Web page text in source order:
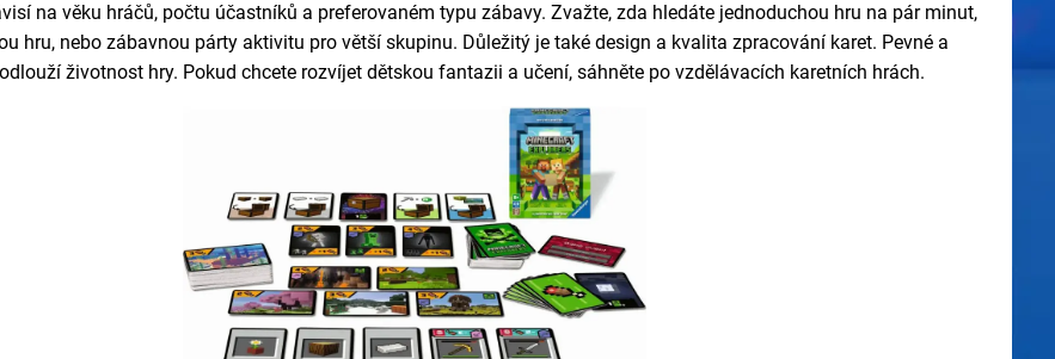
na věku hráčů, počtu účastníků a preferovaném typu zábavy. Zvažte, zda hledáte jednoduchou hru na pár minut,
hru, nebo zábavnou párty aktivitu pro větší skupinu. Důležitý je také design a kvalita zpracování karet. Pevné a
životnost hry. Pokud chcete rozvíjet dětskou fantazii a učení, sáhněte po vzdělávacích karetních hrách.